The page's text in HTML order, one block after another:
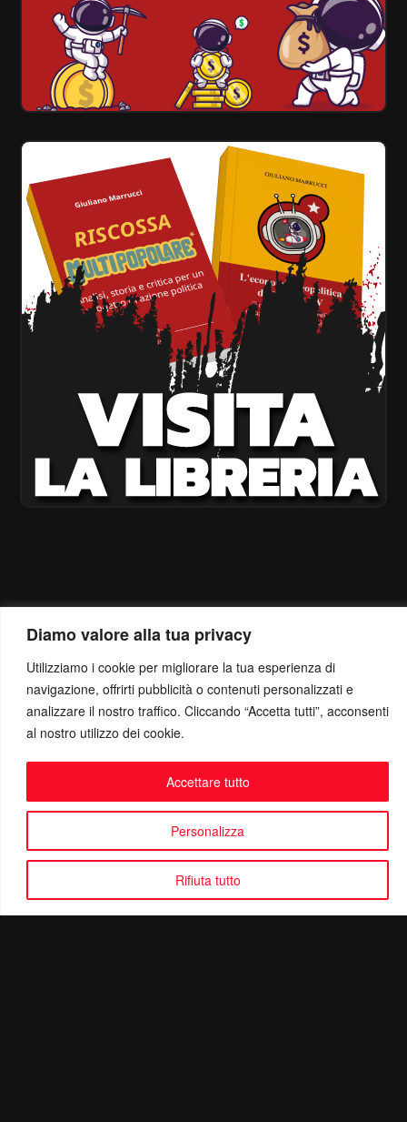
Diamo valore alla tua privacy
Utilizziamo i cookie per migliorare la tua esperienza di
navigazione, offrirti pubblicità o contenuti personalizzati e
analizzare il nostro traffico. Cliccando “Accetta tutti”, acconsenti
al nostro utilizzo dei cookie.
Personalizza
Rifiuta tutto
Accettare tutto